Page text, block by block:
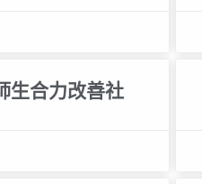
生合力改善社